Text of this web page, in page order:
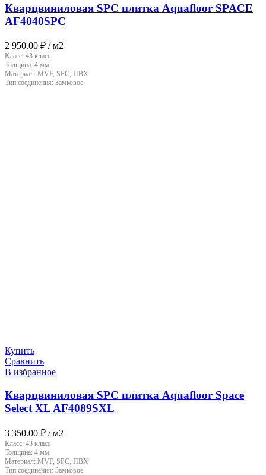
Кварцвиниловая SPC плитка Aquafloor SPACE
AF4040SPC
2 950.00 ₽ / м2
Класс: 43 класс
Толщина: 4 мм
Материал: MVF, SPC, ПВХ
Тип соединения: Замковое
Купить
Сравнить
В избранное
Кварцвиниловая SPC плитка Aquafloor Space
Select XL AF4089SXL
3 350.00 ₽ / м2
Класс: 43 класс
Толщина: 4 мм
Материал: MVF, SPC, ПВХ
Тип соединения: Замковое